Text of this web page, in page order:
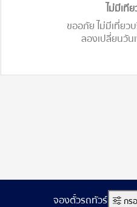
ไม่มีเที
ขออภัย ไม่มีเที่ยว
ลองเปลี่ยนวัน
กร
จองตั๋วรถทัวร์ออนไล